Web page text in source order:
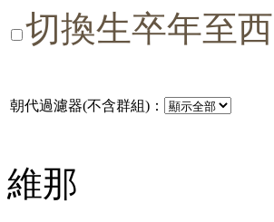
切換生卒年至
朝代過濾器(不含群組)：
維那